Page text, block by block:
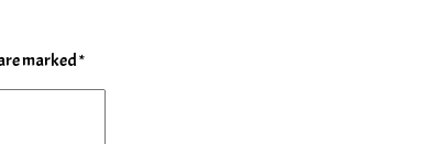
marked*